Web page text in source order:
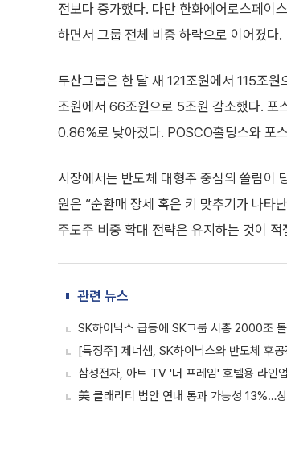
전보다 증가했다. 다만 한화에어로스페이
하면서 그룹 전체 비중 하락으로 이어졌다.
두산그룹은 한 달 새 121조원에서 115조
조원에서 66조원으로 5조원 감소했다. 포
0.86%로 낮아졌다. POSCO홀딩스와 포
시장에서는 반도체 대형주 중심의 쏠림이
원은 “순환매 장세 혹은 키 맞추기가 나타
주도주 비중 확대 전략은 유지하는 것이 적
관련 뉴스
SK하이닉스 급등에 SK그룹 시총 2000조
[특징주] 제너셈, SK하이닉스와 반도체 후공
삼성전자, 아트 TV '더 프레임' 호텔용 라인
美 클래리티 법안 연내 통과 가능성 13%…